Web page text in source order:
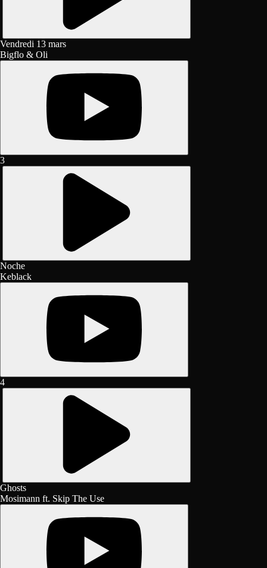
Vendredi 13 mars
Bigflo & Oli
3
Noche
Keblack
4
Ghosts
Mosimann ft. Skip The Use